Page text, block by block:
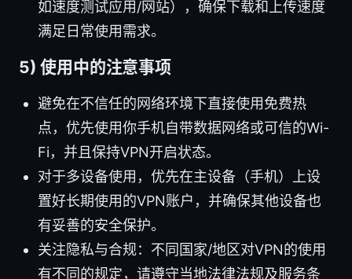
如速度测试应用/网站），确保下载和上传速度
满足日常使用需求。
5) 使用中的注意事项
避免在不信任的网络环境下直接使用免费热
点，优先使用你手机自带数据网络或可信的Wi-
Fi，并且保持VPN开启状态。
对于多设备使用，优先在主设备（手机）上设
置好长期使用的VPN账户，并确保其他设备也
有妥善的安全保护。
关注隐私与合规：不同国家/地区对VPN的使用
有不同的规定，请遵守当地法律法规及服务条